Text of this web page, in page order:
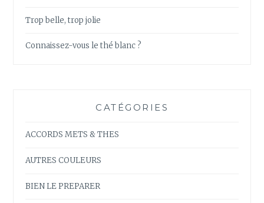
Trop belle, trop jolie
Connaissez-vous le thé blanc ?
CATÉGORIES
ACCORDS METS & THES
AUTRES COULEURS
BIEN LE PREPARER